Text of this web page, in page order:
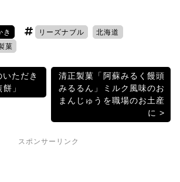
itt
er
c
e
b
o
o
e e
n
a
c
k
et
き リーズナブル
北海道
菓
ただき
」
清正製菓「阿蘇みるく饅頭
みるるん」ミルク風味のお
まんじゅうを職場のお土産
に
スポンサーリンク